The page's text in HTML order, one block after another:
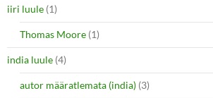
iiri luule (1)
Thomas Moore (1)
india luule (4)
autor määratlemata (india) (3)